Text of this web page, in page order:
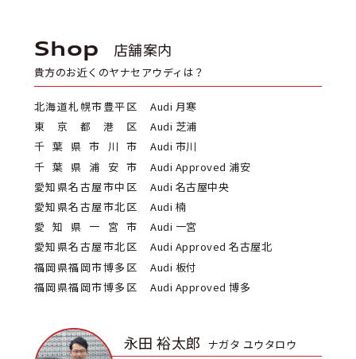
Shop 店舗案内
貴方のお近くのヤナセアウディは？
北海道札幌市豊平区
Audi 月寒
東京都港区
Audi 芝浦
千葉県市川市
Audi 市川
千葉県浦安市
Audi Approved 浦安
愛知県名古屋市中区
Audi 名古屋中央
愛知県名古屋市北区
Audi 楠
愛知県一宮市
Audi 一宮
愛知県名古屋市北区
Audi Approved 名古屋北
福岡県福岡市博多区
Audi 板付
福岡県福岡市博多区
Audi Approved 博多
永田 裕太郎
ナガタ ユウタロウ